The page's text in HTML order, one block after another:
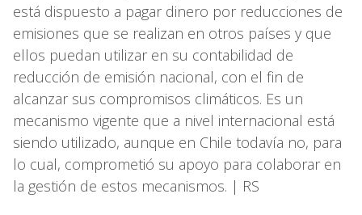
está dispuesto a pagar dinero por reducciones de
emisiones que se realizan en otros países y que
ellos puedan utilizar en su contabilidad de
reducción de emisión nacional, con el fin de
alcanzar sus compromisos climáticos. Es un
mecanismo vigente que a nivel internacional está
siendo utilizado, aunque en Chile todavía no, para
lo cual, comprometió su apoyo para colaborar en
la gestión de estos mecanismos. | RS